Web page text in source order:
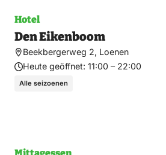
Hotel
Den Eikenboom
Beekbergerweg 2, Loenen
Heute geöffnet: 11:00 – 22:00
Alle seizoenen